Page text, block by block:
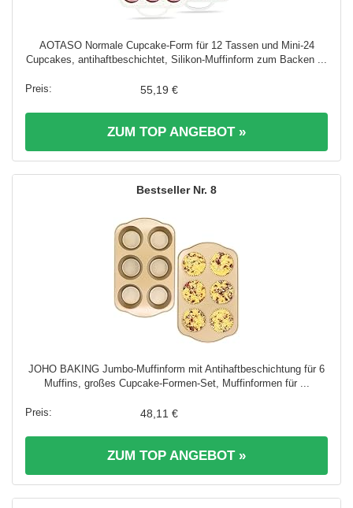
AOTASO Normale Cupcake-Form für 12 Tassen und Mini-24
Cupcakes, antihaftbeschichtet, Silikon-Muffinform zum Backen ...
55,19 €
ZUM TOP ANGEBOT »
8
JOHO BAKING Jumbo-Muffinform mit Antihaftbeschichtung für 6
Muffins, großes Cupcake-Formen-Set, Muffinformen für ...
48,11 €
ZUM TOP ANGEBOT »